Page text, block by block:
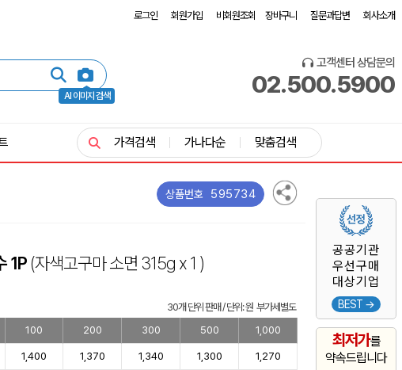
로그인 회원가입 비회원조회 장바구니 질문과답변 회사소개
AI 이미지 검색
고객센터 상담문의
02.500.5900
공공기관
우선구매
대상기업
BEST →
최저가를
약속드립니다
가격검색 가나다순 맞춤검색
상품번호 595734
1P(자색고구마 소면 315g x 1 )
30개 단위 판매 / 단위: 원 부가세별도
100 200 300 500 1,000
1,400 1,370 1,340 1,300 1,270